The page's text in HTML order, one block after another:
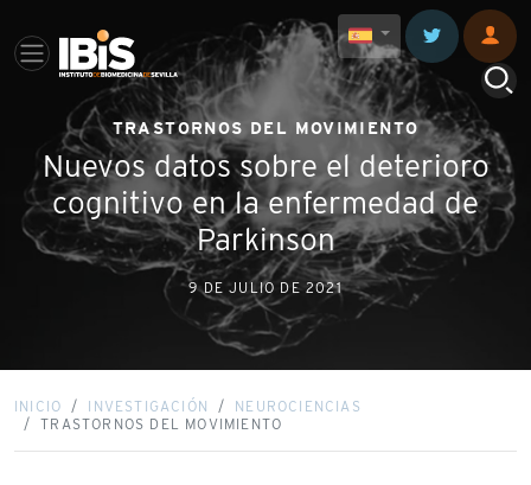
TRASTORNOS DEL MOVIMIENTO
Nuevos datos sobre el deterioro
cognitivo en la enfermedad de
Parkinson
9 DE JULIO DE 2021
INICIO INVESTIGACIÓN
NEUROCIENCIAS
TRASTORNOS DEL MOVIMIENTO